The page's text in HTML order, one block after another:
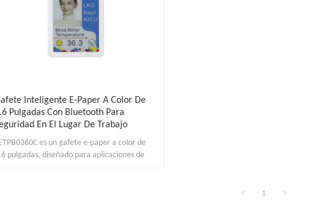
Inteligente E-Paper A Color De
Pulgadas Con Bluetooth Para
En El Lugar De Trabajo
es un gafete e-paper a color de
pulgadas, diseñado para aplicaciones de
1